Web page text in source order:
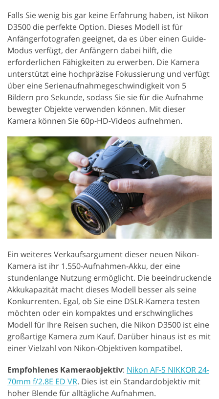
Falls Sie wenig bis gar keine Erfahrung haben, ist Nikon
D3500 die perfekte Option. Dieses Modell ist für
Anfängerfotografen geeignet, da es über einen Guide-
Modus verfügt, der Anfängern dabei hilft, die
erforderlichen Fähigkeiten zu erwerben. Die Kamera
unterstützt eine hochpräzise Fokussierung und verfügt
über eine Serienaufnahmegeschwindigkeit von 5
Bildern pro Sekunde, sodass Sie sie für die Aufnahme
bewegter Objekte verwenden können. Mit dieser
Kamera können Sie 60p-HD-Videos aufnehmen.
Ein weiteres Verkaufsargument dieser neuen Nikon-
Kamera ist ihr 1.550-Aufnahmen-Akku, der eine
stundenlange Nutzung ermöglicht. Die beeindruckende
Akkukapazität macht dieses Modell besser als seine
Konkurrenten. Egal, ob Sie eine DSLR-Kamera testen
möchten oder ein kompaktes und erschwingliches
Modell für Ihre Reisen suchen, die Nikon D3500 ist eine
großartige Kamera zum Kauf. Darüber hinaus ist es mit
einer Vielzahl von Nikon-Objektiven kompatibel.
Empfohlenes Kameraobjektiv: Nikon AF-S NIKKOR 24-
70mm f/2.8E ED VR. Dies ist ein Standardobjektiv mit
hoher Blende für alltägliche Aufnahmen.